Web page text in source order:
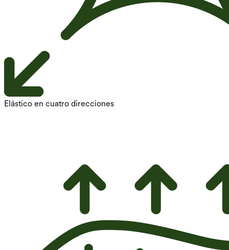
Elástico en cuatro direcciones